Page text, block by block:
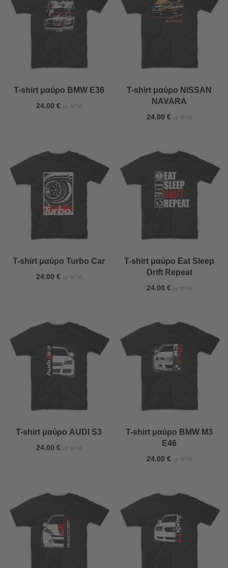
T-shirt μαύρο BMW E36
24.00 € με ΦΠΑ
T-shirt μαύρο NISSAN
NAVARA
24.00 € με ΦΠΑ
T-shirt μαύρο Turbo Car
24.00 € με ΦΠΑ
T-shirt μαύρο Eat Sleep
Drift Repeat
24.00 € με ΦΠΑ
T-shirt μαύρο AUDI S3
24.00 € με ΦΠΑ
T-shirt μαύρο BMW M3
E46
24.00 € με ΦΠΑ